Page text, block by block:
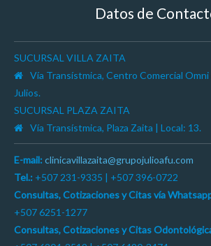
Datos de
SUCURSAL VILLA ZAITA
Vía Transístmica, Centro Comercial Omni
Julios.
SUCURSAL PLAZA ZAITA
Vía Transístmica, Plaza Zaita | Local: 13.
E-mail: clinicavillazaita@grupojulioafu.com
Tel.: +507 231-9335 | +507 396-0722
Consultas, Cotizaciones y Citas vía
+507 6251-1277
Consultas, Cotizaciones y Citas